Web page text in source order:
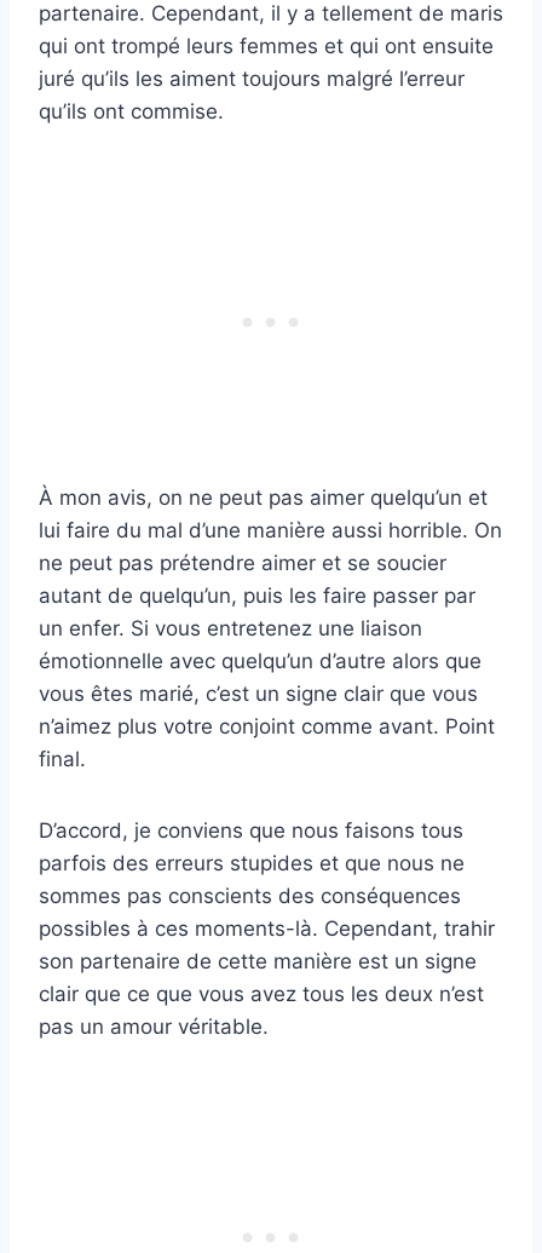
partenaire. Cependant, il y a tellement de maris
qui ont trompé leurs femmes et qui ont ensuite
juré qu’ils les aiment toujours malgré l’erreur
qu’ils ont commise.
À mon avis, on ne peut pas aimer quelqu’un et
lui faire du mal d’une manière aussi horrible. On
ne peut pas prétendre aimer et se soucier
autant de quelqu’un, puis les faire passer par
un enfer. Si vous entretenez une liaison
émotionnelle avec quelqu’un d’autre alors que
vous êtes marié, c’est un signe clair que vous
n’aimez plus votre conjoint comme avant. Point
final.
D’accord, je conviens que nous faisons tous
parfois des erreurs stupides et que nous ne
sommes pas conscients des conséquences
possibles à ces moments-là. Cependant, trahir
son partenaire de cette manière est un signe
clair que ce que vous avez tous les deux n’est
pas un amour véritable.